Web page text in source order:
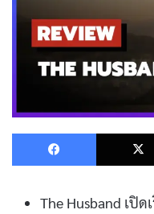
The Husband เปิ